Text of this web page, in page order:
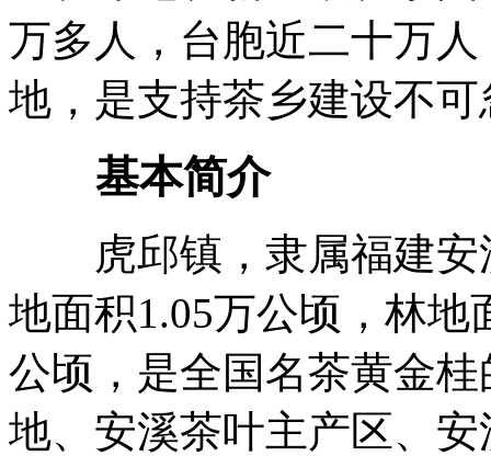
万多人，台胞近二十万
地，是支持茶乡建设不
基本简介
虎邱镇，隶属福建安
地面积1.05万公顷，林地
公顷，是全国名茶黄金
地、安溪茶叶主产区、